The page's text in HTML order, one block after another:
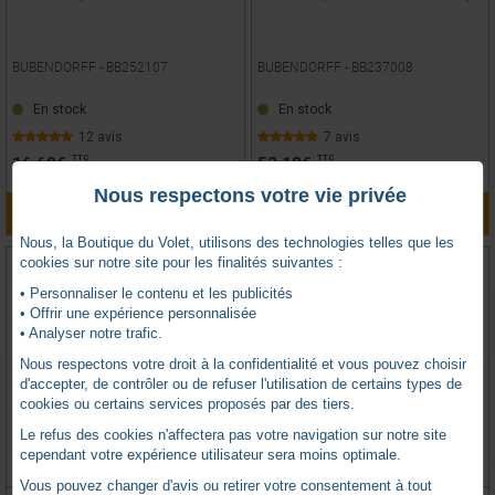
BUBENDORFF - BB252107
En stock
12 avis
16,69€ TTC
AJOUTER AU PANIER
BUBENDORFF - BB237008
En stock
7 avis
53,18€ TTC
AJOUTER AU PANIER
Nous respectons votre vie privée
Nous, la Boutique du Volet, utilisons des technologies telles que les
cookies sur notre site pour les finalités suivantes :
• Personnaliser le contenu et les publicités
• Offrir une expérience personnalisée
• Analyser notre trafic.
Nous respectons votre droit à la confidentialité et vous pouvez choisir
d'accepter, de contrôler ou de refuser l'utilisation de certains types de
cookies ou certains services proposés par des tiers.
Le refus des cookies n'affectera pas votre navigation sur notre site
cependant votre expérience utilisateur sera moins optimale.
Vous pouvez changer d'avis ou retirer votre consentement à tout